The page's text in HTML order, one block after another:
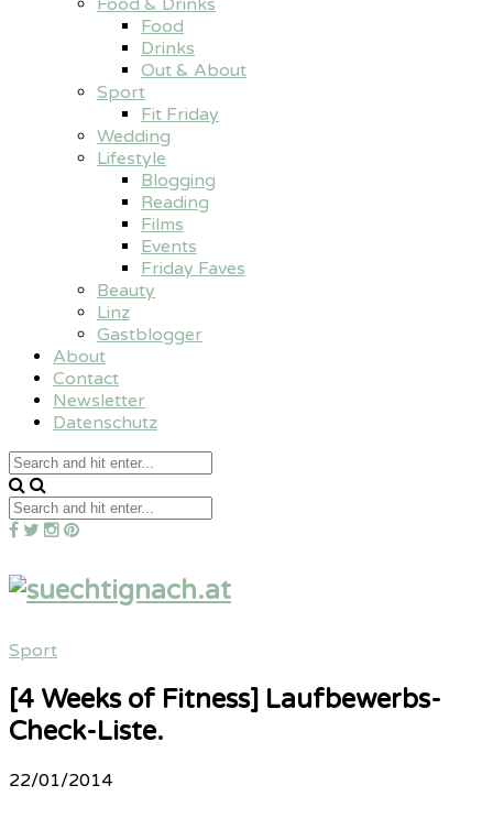
Food & Drinks
Food
Drinks
Out & About
Sport
Fit Friday
Wedding
Lifestyle
Blogging
Reading
Films
Events
Friday Faves
Beauty
Linz
Gastblogger
About
Contact
Newsletter
Datenschutz
Sport
[4 Weeks of Fitness] Laufbewerbs-
Check-Liste.
22/01/2014